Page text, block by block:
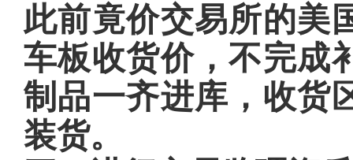
此前竟价交易所的美
车板收货价，不完成
制品一齐进库，收货
装货。